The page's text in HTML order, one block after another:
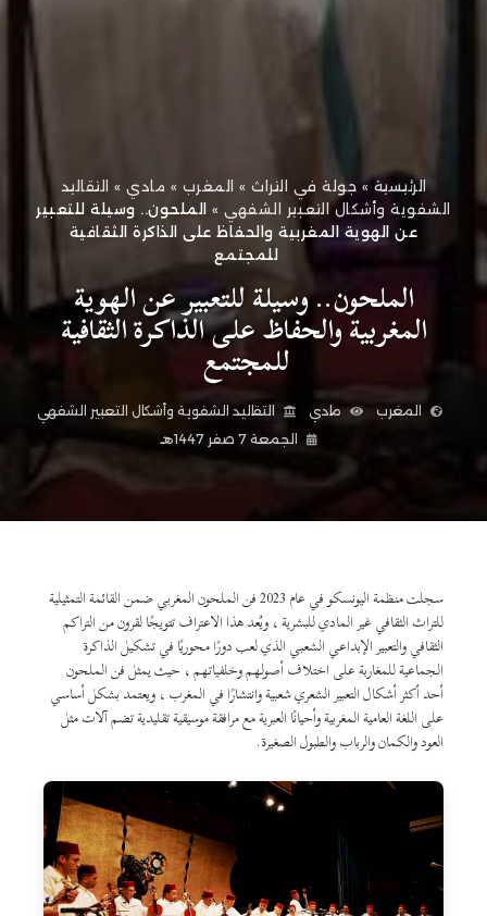
الرئيسية » جولة في التراث » المغرب » مادي »
التقاليد
الشفوية وأشكال التعبير الشفهي »
الملحون.. وسيلة للتعبير
عن الهوية المغربية والحفاظ على الذاكرة الثقافية
للمجتمع
الملحون.. وسيلة للتعبير عن الهوية
المغربية والحفاظ على الذاكرة الثقافية
للمجتمع
المغرب مادي
التقاليد الشفوية وأشكال التعبير الشفهي
الجمعة 7 صفر 1447هـ
سجلت منظمة اليونسكو في عام 2023 فن الملحون المغربي ضمن القائمة التمثيلية
للتراث الثقافي غير المادي للبشرية ، ويُعد هذا الاعتراف تتويجًا لقرون من التراكم
الثقافي والتعبير الإبداعي الشعبي الذي لعب دورًا محوريًا في تشكيل الذاكرة
الجماعية للمغاربة على اختلاف أصولهم وخلفياتهم ، حيث يمثل فن الملحون
أحد أكثر أشكال التعبير الشعري شعبية وانتشارًا في المغرب ، ويعتمد بشكل أساسي
على اللغة العامية المغربية وأحيانًا العبرية مع مرافقة موسيقية تقليدية تضم آلات مثل
العود والكمان والرباب والطبول الصغيرة.